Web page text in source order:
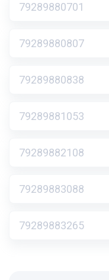
79289880701
79289880807
79289880838
79289881053
79289882108
79289883088
79289883265